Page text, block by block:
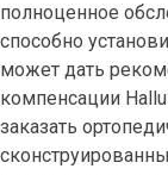
полноценное
способно
может дать
компенсации
заказать